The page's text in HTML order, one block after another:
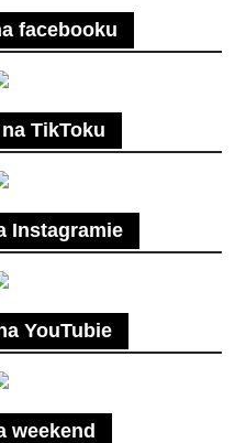
facebooku
TikToku
Instagramie
YouTubie
weekend